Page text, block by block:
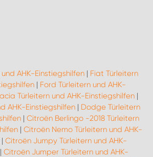
AHK-Einstiegshilfen| Fiat Türleitern
| Ford Türleitern und AHK-
Türleitern und AHK-Einstiegshilfen |
AHK-Einstiegshilfen| Dodge Türleitern
| Citroën Berlingo -2018 Türleitern
| Citroën Nemo Türleitern und AHK-
| Citroën Jumpy Türleitern und AHK-
| Citroën Jumper Türleitern und AHK-